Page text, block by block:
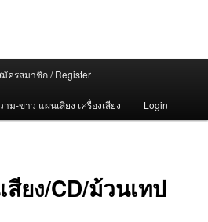
ครสมาชิก / Register
ม-ข่าว แผ่นเสียง เครื่องเสียง Login
ยง/CD/ม้วนเทป